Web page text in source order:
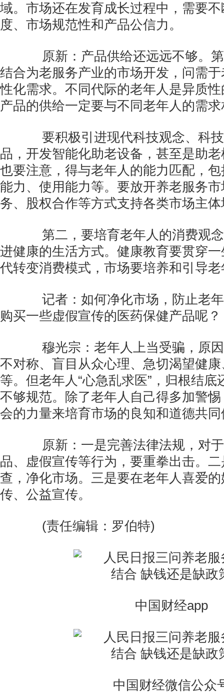
域。市场还在发育成长过程中，需要
度、市场规范性和产品公信力。
原新：产品供给还远远不够。第
结合为老服务产业的市场开发，问需
性化需求。不同代际的老年人是异质
产品的供给一定要与不同老年人的需
要积极引进现代科技观念、科技
品，开发智能化助老设备，甚至是助
也要注意，得与老年人的能力匹配，
能力、使用能力等。要放开养老服务
务、股权合作等方式支持各类市场主
第二，要培育老年人的消费观念
进健康的生活方式。健康教育要贯穿
代转变消费模式，市场要培养和引导
记者：如何净化市场，防止老年
购买一些虚假宣传的医药保健产品呢？
穆光宗：老年人上当受骗，原因
不对称、盲目从众心理、急切渴望健
等。但老年人“心急乱求医”，归根结底
不够规范。除了老年人自己得多加警
会的力量来培育市场的良知和道德共
原新：一是完善法律法规，对于
品、虚假宣传等行为，要重拳出击。
查，净化市场。三是要在老年人喜爱
传、公益宣传。
(责任编辑：罗伯特)
中国财经app
中国财经微信公众